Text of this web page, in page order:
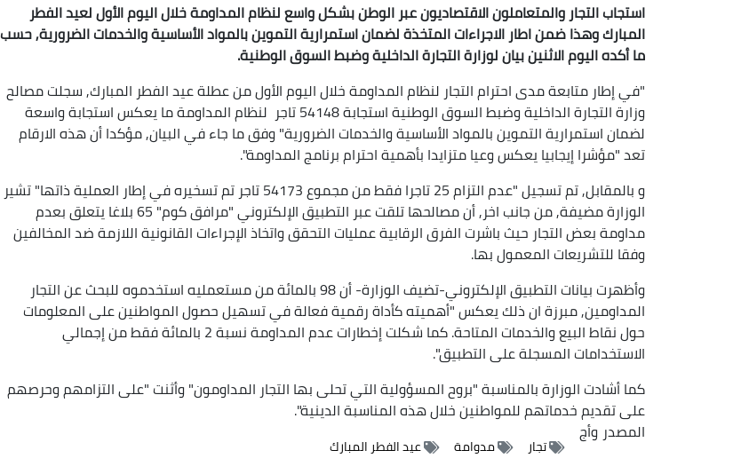
استجاب التجار والمتعاملون الاقتصاديون عبر الوطن بشكل واسع لنظام المداومة خلال اليوم الأول لعيد الفطر
المبارك وهذا ضمن اطار الاجراءات المتخذة لضمان استمرارية التموين بالمواد الأساسية والخدمات الضرورية, حسب
ما أكده اليوم الاثنين بيان لوزارة التجارة الداخلية وضبط السوق الوطنية.
"في إطار متابعة مدى احترام التجار لنظام المداومة خلال اليوم الأول من عطلة عيد الفطر المبارك, سجلت مصالح
وزارة التجارة الداخلية وضبط السوق الوطنية استجابة 54148 تاجر لنظام المداومة ما يعكس استجابة واسعة
لضمان استمرارية التموين بالمواد الأساسية والخدمات الضرورية" وفق ما جاء في البيان, مؤكدا أن هذه الارقام
تعد "مؤشرا إيجابيا يعكس وعيا متزايدا بأهمية احترام برنامج المداومة".
و بالمقابل, تم تسجيل "عدم التزام 25 تاجرا فقط من مجموع 54173 تاجر تم تسخيره في إطار العملية ذاتها" تشير
الوزارة مضيفة, من جانب اخر, أن مصالحها تلقت عبر التطبيق الإلكتروني "مرافق كوم" 65 بلاغا يتعلق بعدم
مداومة بعض التجار حيث باشرت الفرق الرقابية عمليات التحقق واتخاذ الإجراءات القانونية اللازمة ضد المخالفين
وفقا للتشريعات المعمول بها.
وأظهرت بيانات التطبيق الإلكتروني-تضيف الوزارة- أن 98 بالمائة من مستعمليه استخدموه للبحث عن التجار
المداومين, مبرزة ان ذلك يعكس "أهميته كأداة رقمية فعالة في تسهيل حصول المواطنين على المعلومات
حول نقاط البيع والخدمات المتاحة. كما شكلت إخطارات عدم المداومة نسبة 2 بالمائة فقط من إجمالي
الاستخدامات المسجلة على التطبيق".
كما أشادت الوزارة بالمناسبة "بروح المسؤولية التي تحلى بها التجار المداومون" وأثنت "على التزامهم وحرصهم
على تقديم خدماتهم للمواطنين خلال هذه المناسبة الدينية".
المصدر وأج
تجار مدوامة عيد الفطر المبارك